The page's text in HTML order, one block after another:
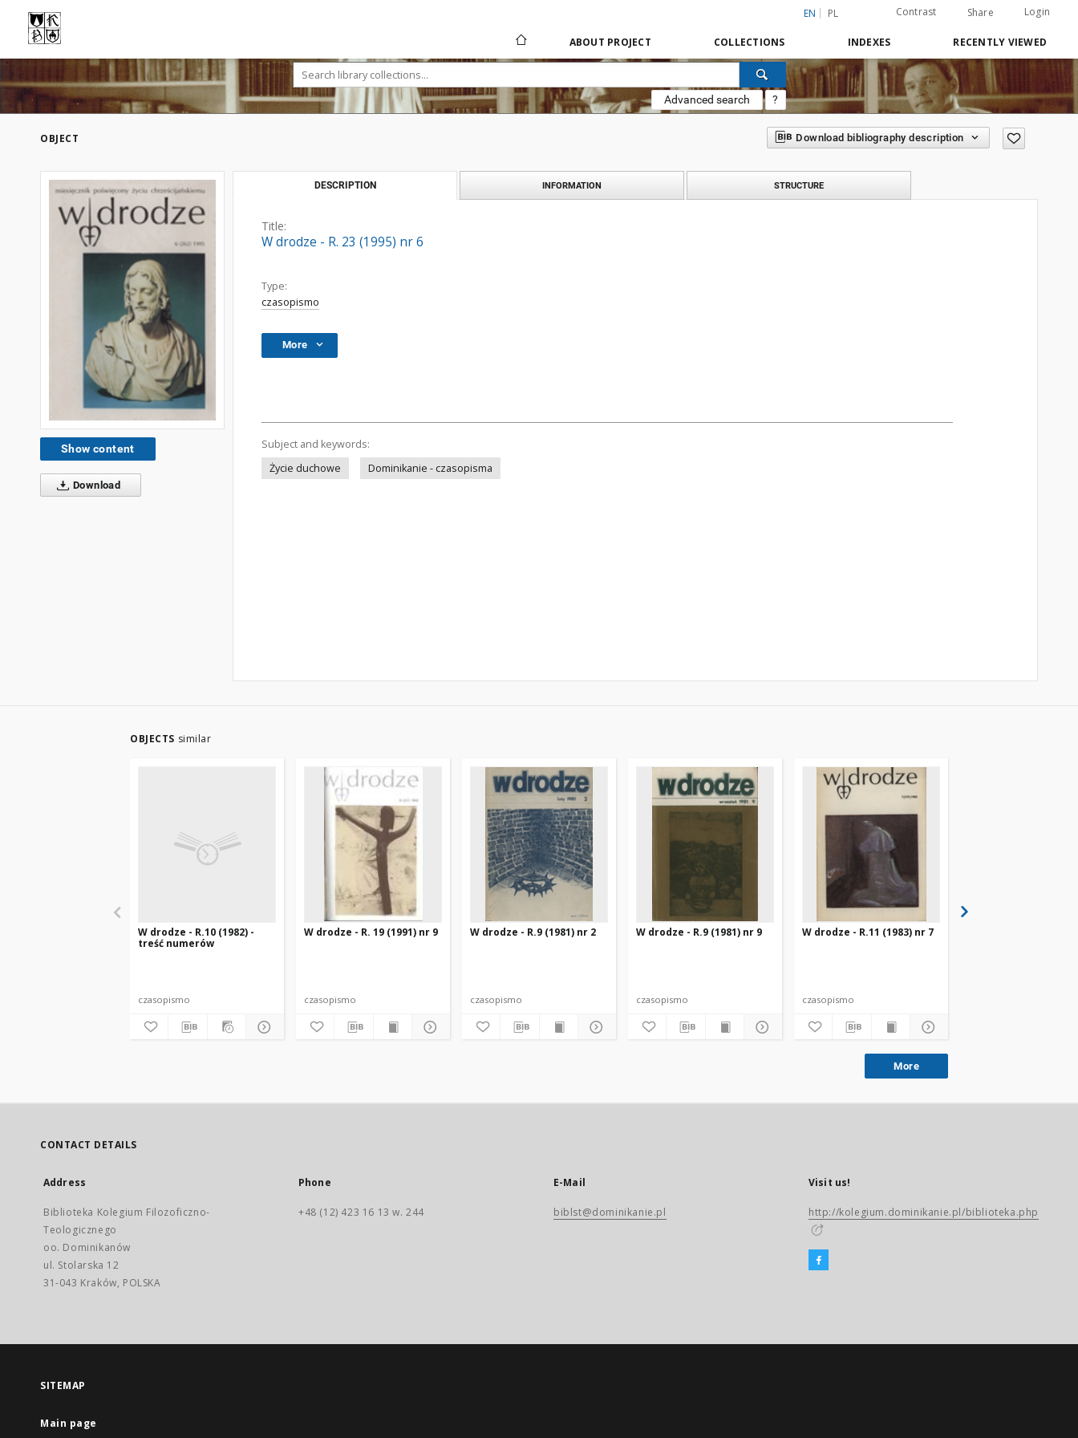
EN PL Contrast Share Login
ABOUT PROJECT COLLECTIONS INDEXES RECENTLY VIEWED
Advanced search ?
OBJECT Download bibliography description
Show content
Download
DESCRIPTION INFORMATION STRUCTURE
Title:
W drodze - R. 23 (1995) nr 6
Type:
czasopismo
More
Subject and keywords:
Życie duchowe
Dominikanie - czasopisma
OBJECTS similar
W drodze - R.10 (1982) -
treść numerów
czasopismo
W drodze - R. 19 (1991) nr 9
czasopismo
W drodze - R.9 (1981) nr 2
czasopismo
W drodze - R.9 (1981) nr 9
czasopismo
W drodze - R.11 (1983) nr 7
czasopismo
More
CONTACT DETAILS
Address
Biblioteka Kolegium Filozoficzno-
Teologicznego
oo. Dominikanów
ul. Stolarska 12
31-043 Kraków, POLSKA
Phone
+48 (12) 423 16 13 w. 244
E-Mail
biblst@dominikanie.pl
Visit us!
http://kolegium.dominikanie.pl/biblioteka.php
SITEMAP
Main page